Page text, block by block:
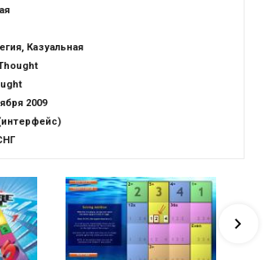
Казуальная
2009